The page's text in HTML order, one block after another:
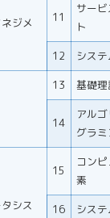
ジメ
11
サー
ト
12
シス
13 基礎理
14
アル
グラ
シス
15
コン
素
16
シス